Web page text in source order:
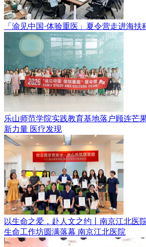
「渝见中国·体验重医」夏令营走进海扶
乐山师范学院实践教育基地落户顾连芒
新力量 医疗发现
以生命之爱，赴人文之约丨南京江北医
生命工作坊圆满落幕 南京江北医院